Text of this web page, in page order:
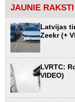
JAUNIE RAKSTI
Latvijas
Zeekr (+
LVRTC:
VIDEO)